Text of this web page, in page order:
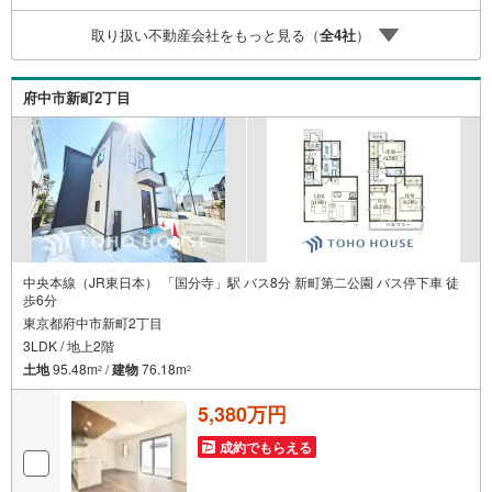
応。まずはお気軽にご相談ください。■電車でお越しのお客
様は、西武線「所沢駅」西口より徒歩5分■お車でお越しの
お客様は、提携駐車場がございますので弊社営業スタッフ
までお尋ねください。
取り扱い不動産会社をもっと見る（全4社）
府中市新町2丁目
中央本線（JR東日本） 「国分寺」駅 バス8分 新町第二公園 バス停下車 徒
歩6分
東京都府中市新町2丁目
3LDK / 地上2階
土地95.48m2 /建物76.18m2
5,380万円
成約でもらえる